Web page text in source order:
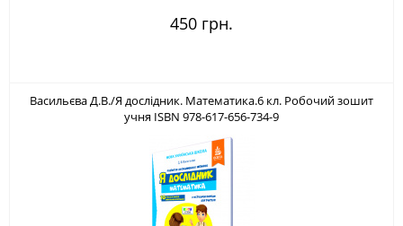
450 грн.
Васильєва Д.В./Я дослідник. Математика.6 кл. Робочий зошит
учня ISBN 978-617-656-734-9